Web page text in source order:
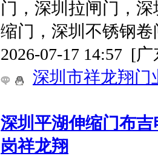
门，深圳拉闸门，
缩门，深圳不锈钢
2026-07-17 14:57 [广
深圳市祥龙翔门
深圳平湖伸缩门布
岗祥龙翔